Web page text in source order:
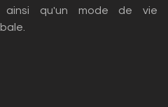
ainsi qu'un mode de vie